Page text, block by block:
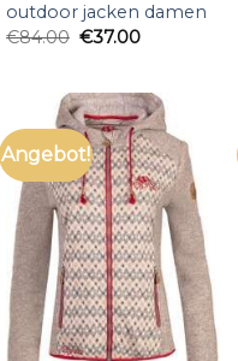
outdoor jacken damen
€84.00 €37.00
Angebot!